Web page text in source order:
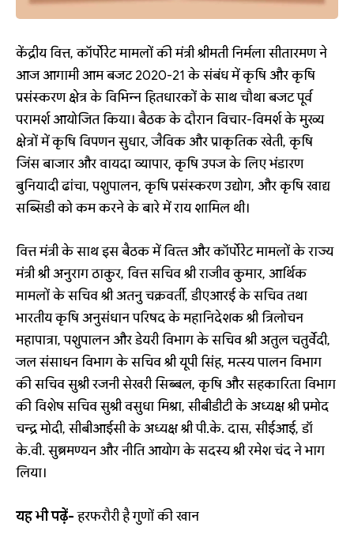
केंद्रीय वित्त, कॉर्पोरेट मामलों की मंत्री श्रीमती निर्मला सीतारमण ने
आज आगामी आम बजट 2020-21 के संबंध में कृषि और कृषि
प्रसंस्करण क्षेत्र के विभिन्न हितधारकों के साथ चौथा बजट पूर्व
परामर्श आयोजित किया। बैठक के दौरान विचार-विमर्श के मुख्य
क्षेत्रों में कृषि विपणन सुधार, जैविक और प्राकृतिक खेती, कृषि
जिंस बाजार और वायदा व्यापार, कृषि उपज के लिए भंडारण
बुनियादी ढांचा, पशुपालन, कृषि प्रसंस्करण उद्योग, और कृषि खाद्य
सब्सिडी को कम करने के बारे में राय शामिल थी।
वित्त मंत्री के साथ इस बैठक में वित्‍त और कॉर्पोरेट मामलों के राज्य
मंत्री श्री अनुराग ठाकुर, वित्त सचिव श्री राजीव कुमार, आर्थिक
मामलों के सचिव श्री अतनु चक्रवर्ती, डीएआरई के सचिव तथा
भारतीय कृषि अनुसंधान परिषद के महानिदेशक श्री त्रिलोचन
महापात्रा, पशुपालन और डेयरी विभाग के सचिव श्री अतुल चतुर्वेदी,
जल संसाधन विभाग के सचिव श्री यूपी सिंह, मत्स्य पालन विभाग
की सचिव सुश्री रजनी सेखरी सिब्बल, कृषि और सहकारिता विभाग
की विशेष सचिव सुश्री वसुधा मिश्रा, सीबीडीटी के अध्‍यक्ष श्री प्रमोद
चन्द्र मोदी, सीबीआईसी के अध्‍यक्ष श्री पी.के. दास, सीईआई, डॉ
के.वी. सुब्रमण्यन और नीति आयोग के सदस्‍य श्री रमेश चंद ने भाग
लिया।
यह भी पढ़ें- हरफरौरी है गुणों की खान